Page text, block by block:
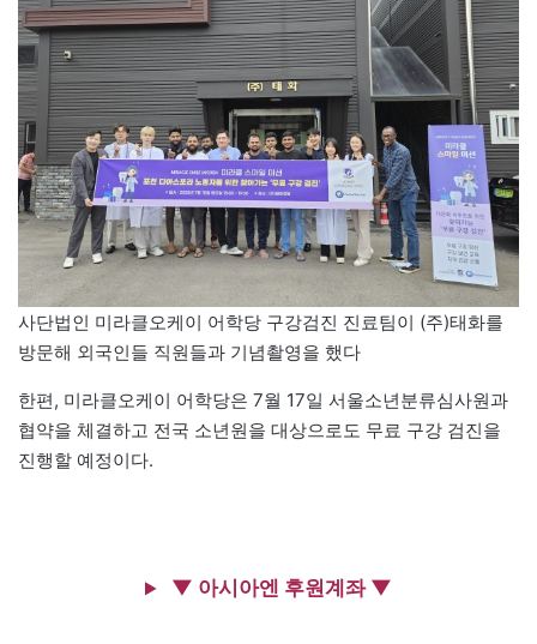
사단법인 미라클오케이 어학당 구강검진 진료팀이 (주)태화를
방문해 외국인들 직원들과 기념촬영을 했다
한편, 미라클오케이 어학당은 7월 17일 서울소년분류심사원과
협약을 체결하고 전국 소년원을 대상으로도 무료 구강 검진을
진행할 예정이다.
▼ 아시아엔 후원계좌 ▼